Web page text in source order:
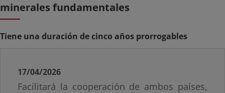
minerales fundamentales
Tiene una duración de cinco años prorrogables
17/04/2026
Facilitará la cooperación de ambos países,